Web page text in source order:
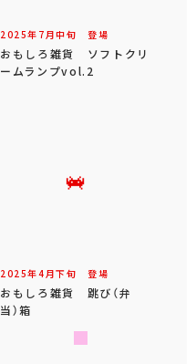
2025年 7 月中旬 登場
おもしろ雑貨 ソフトクリ
ームランプvol.2
2025年4 月下旬 登場
おもしろ雑貨 跳び（弁
当）箱